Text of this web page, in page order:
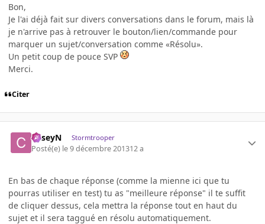
Bon,
Je l'ai déjà fait sur divers conversations dans le forum, mais là
je n'arrive pas à retrouver le bouton/lien/commande pour
marquer un sujet/conversation comme «Résolu».
Un petit coup de pouce SVP
Merci.
Citer
CaseyN Stormtrooper
Posté(e) le 9 décembre 201312 a
En bas de chaque réponse (comme la mienne ici que tu
pourras utiliser en test) tu as "meilleure réponse" il te suffit
de cliquer dessus, cela mettra la réponse tout en haut du
sujet et il sera taggué en résolu automatiquement.